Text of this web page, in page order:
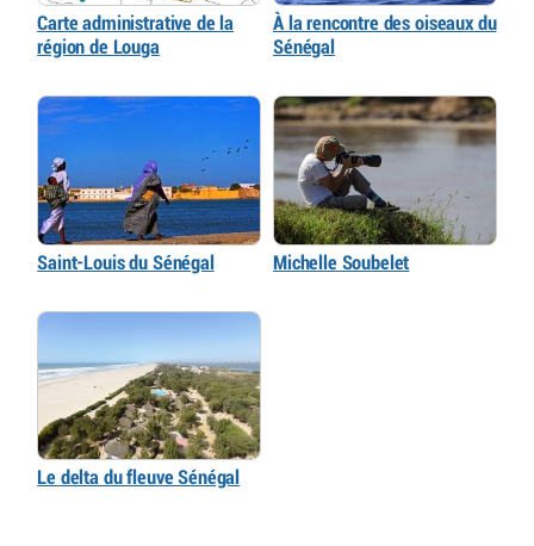
Carte administrative de la
région de Louga
À la rencontre des oiseaux du
Sénégal
Saint-Louis du Sénégal Michelle Soubelet
Le delta du fleuve Sénégal